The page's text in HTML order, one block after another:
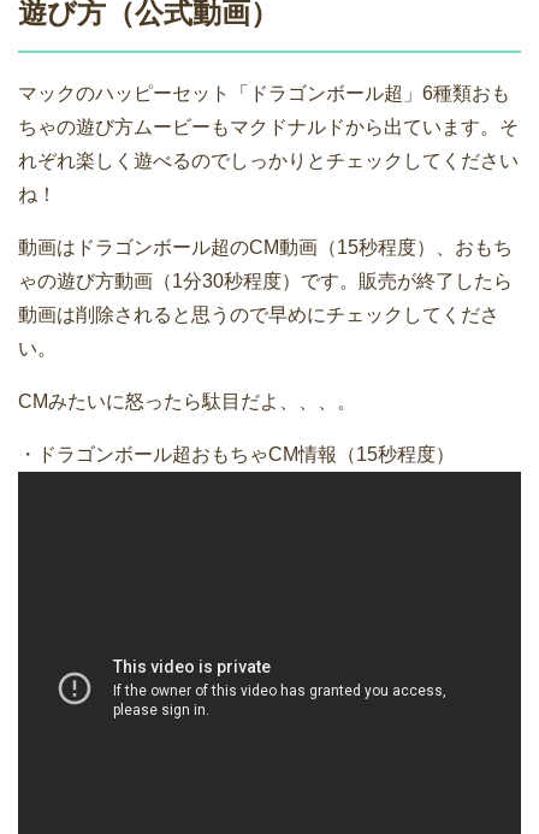
遊び方（公式動画）
マックのハッピーセット「ドラゴンボール超」6種類おも
ちゃの遊び方ムービーもマクドナルドから出ています。そ
れぞれ楽しく遊べるのでしっかりとチェックしてください
ね！
動画はドラゴンボール超のCM動画（15秒程度）、おもち
ゃの遊び方動画（1分30秒程度）です。販売が終了したら
動画は削除されると思うので早めにチェックしてくださ
い。
CMみたいに怒ったら駄目だよ、、、。
・ドラゴンボール超おもちゃCM情報（15秒程度）